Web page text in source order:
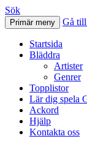
Sök
Primär meny Gå
Startsida
Bläddra
Artister
Genrer
Topplistor
Lär dig spela
Ackord
Hjälp
Kontakta oss